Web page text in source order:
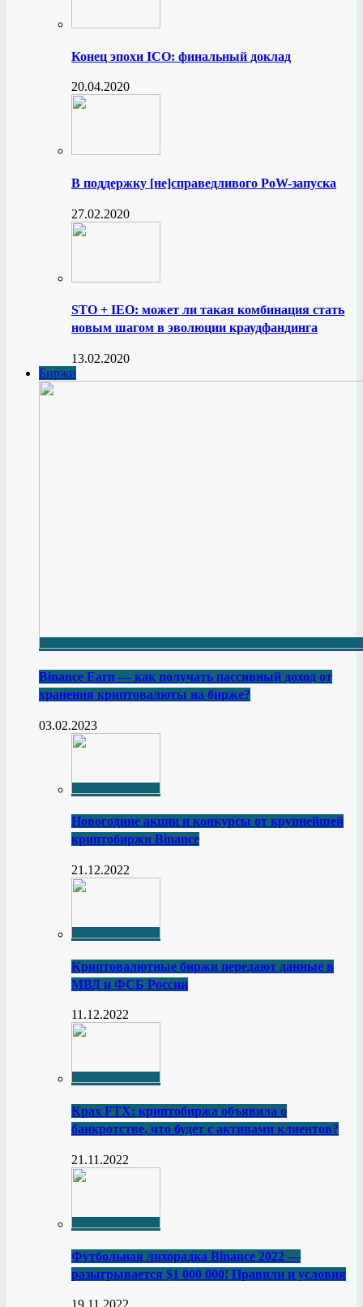
Конец эпохи ICO: финальный доклад
20.04.2020
В поддержку [не]справедливого PoW-запуска
27.02.2020
STO + IEO: может ли такая комбинация стать
новым шагом в эволюции краудфандинга
13.02.2020
Биржи
Binance Earn — как получать пассивный доход от
хранения криптовалюты на бирже?
03.02.2023
Новогодние акции и конкурсы от крупнейшей
криптобиржи Binance
21.12.2022
Криптовалютные биржи передают данные в
МВД и ФСБ России
11.12.2022
Крах FTX: криптобиржа объявила о
банкротстве, что будет с активами клиентов?
21.11.2022
Футбольная лихорадка Binance 2022 —
разыгрывается $1 000 000! Правили и условия